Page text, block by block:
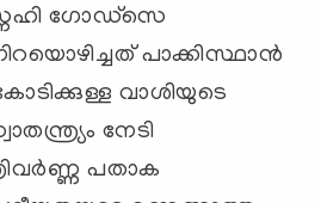
ഗോഡ്‌സെ
പാക്കിസ്ഥാന്‍
വാശിയുടെ
നേടി
പതാക